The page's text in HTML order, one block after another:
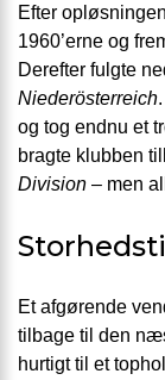
Efter
1960’erne og
Derefter fulgte
Niederösterreich
og tog endnu et
bragte klubben
Division – men
Et afgørende
tilbage til den
hurtigt til et